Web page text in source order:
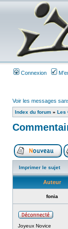
Connexion
Voir les messages
Index du forum » Les
Imprimer le sujet
Auteur
fonia
Joyeux Novice